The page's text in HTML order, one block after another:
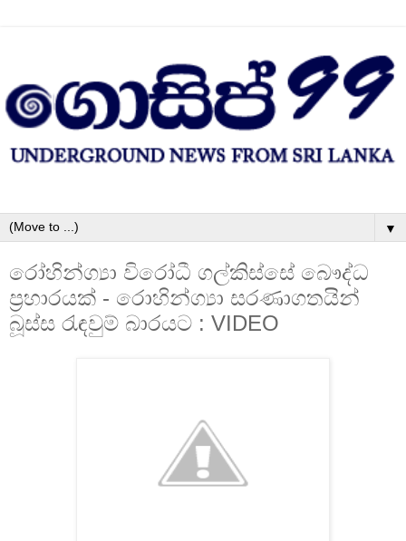
▼
රෝහින්ග්‍යා විරෝධී ගල්කිස්සේ බෞද්ධ
ප්‍රහාරයක් - රොහින්ග්‍යා සරණාගතයින්
බූස්ස රැඳවුම් බාරයට : VIDEO